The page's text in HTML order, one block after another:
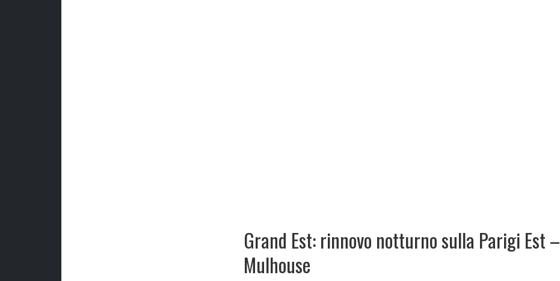
Grand Est: rinnovo notturno sulla Parigi Est –
Mulhouse